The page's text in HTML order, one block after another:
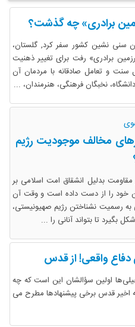
برادری» چه گذشت؟
سنی نشین کشور سفر کرد, گلستان،
برادری» رفت برای تغییر ذهنیت
و تعامل صادقانه با مردمان آن
نخبگان فرهنگی، هنرمندان، ...
مخالف موجودیت رژیم
بدلیل انشقاق امت اسلامی بر
خود را از دست داده است و وقت آن
به رسمیت نشناختن رژیم صهیونیستی،
بگیرد تا بتواند آنانی را ...
دفاع واقعی! از قدس
اولین سؤالشان این است که چه
اخیر قدس برخی پیشنهاد‌ها مطرح می